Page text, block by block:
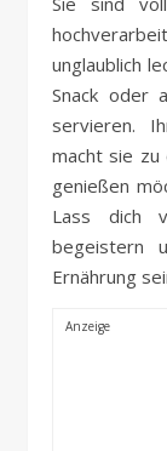
unglaublich
Snack oder
servieren.
macht sie
genießen
Lass dich
begeistern
Ernährung